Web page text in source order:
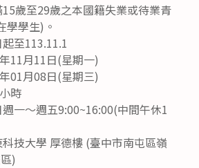
歲至29歲之本國籍失業或待業青
學學生)。
至113.11.1
11月11日(星期一)
01月08日(星期三)
時
一～週五9:00~16:00(中間午休1
技大學 厚德樓 (臺中市南屯區嶺
)